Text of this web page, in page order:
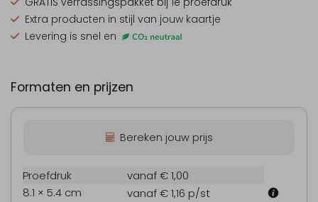
Extra producten in stijl van jouw kaartje
Levering is snel en
Formaten en prijzen
Bereken jouw prijs
Proefdruk
vanaf € 1,00
8.1 × 5.4 cm
vanaf € 1,16 p/st